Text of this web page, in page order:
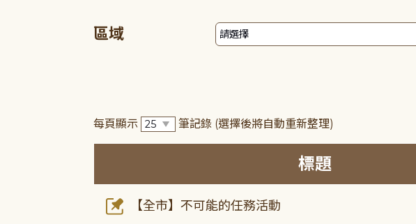
區域
每頁顯示 筆記錄 (選擇後將自動重新整理)
標題
【全市】不可能的任務活動